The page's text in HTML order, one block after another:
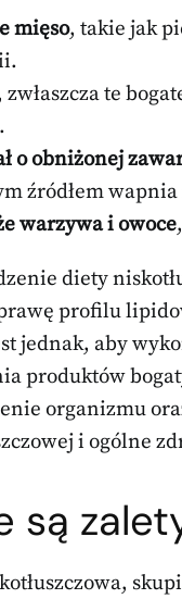
mięso, takie jak
zwłaszcza te
o obniżonej
źródłem wapnia
warzywa i owoce
diety
profilu
jednak, aby
produktów
organizmu
i ogólne
są